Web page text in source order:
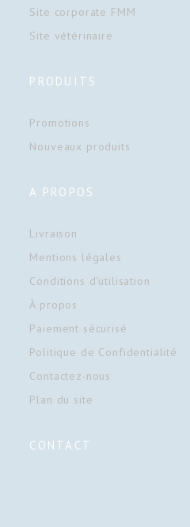
Site corporate FMM
Site vétérinaire
PRODUITS
Promotions
Nouveaux produits
A PROPOS
Livraison
Mentions légales
Conditions d'utilisation
À propos
Paiement sécurisé
Politique de Confidentialité
Contactez-nous
Plan du site
CONTACT